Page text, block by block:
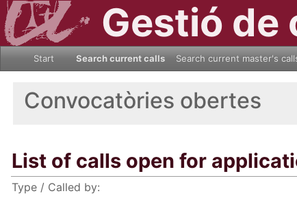
Gestió de
Start Search current calls Search current master's
Convocatòries obertes
List of calls open for
Type / Called by: